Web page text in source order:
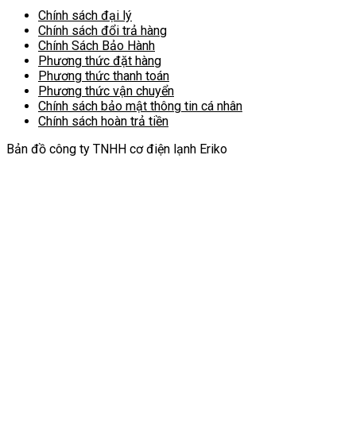
Chính sách đại lý
Chính sách đổi trả hàng
Chính Sách Bảo Hành
Phương thức đặt hàng
Phương thức thanh toán
Phương thức vận chuyển
Chính sách bảo mật thông tin cá nhân
Chính sách hoàn trả tiền
Bản đồ công ty TNHH cơ điện lạnh Eriko